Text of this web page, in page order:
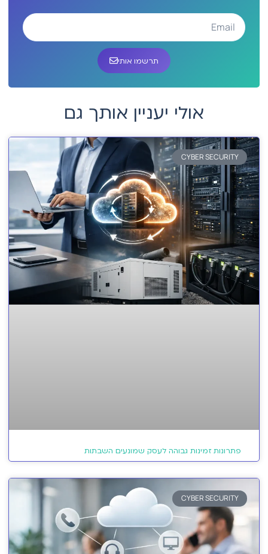
תרשמו אותי
אולי יעניין אותך גם
CYBER SECURITY
פתרונות זמינות גבוהה לעסק שמונעים השבתות
CYBER SECURITY